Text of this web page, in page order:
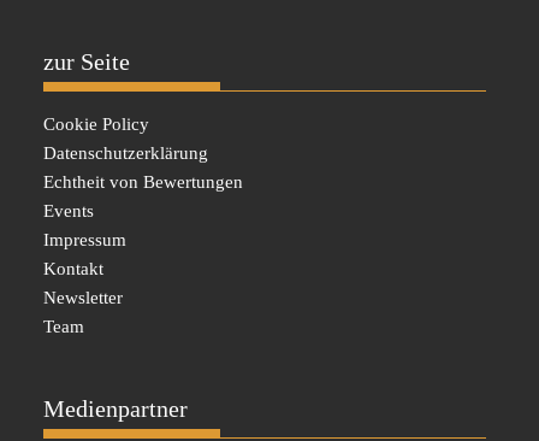
zur Seite
Cookie Policy
Datenschutzerklärung
Echtheit von Bewertungen
Events
Impressum
Kontakt
Newsletter
Team
Medienpartner